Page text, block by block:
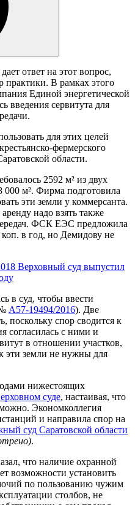
ответ на этот вопрос,
практики. В рамках этого
Единой энергетической
сервитута для
для этих целей
фермерского
области.
2592 м² из двух
м². Фирма подготовила
эти земли у коммерсанта.
надо взять также
ФСК ЕЭС предложила
коп. в год, но Демидову не
Верховный суд выпустил
в суд, чтобы ввести
А57-19494/2016). Две
поскольку спор сводится к
согласилась с ними и
в отношении участков,
эти земли не нужны для
нижестоящих
суде, настаивая, что
Экономколлегия
и направила спор на
суд Саратовской области
.
что наличие охранной
возможности установить
по пользованию чужим
столбов, не